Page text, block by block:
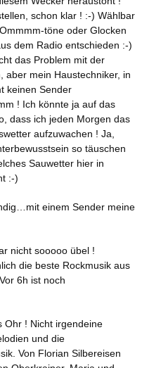
schon klar ! :-) Wählbar
töne oder Glocken
dem Radio entschieden :-)
das Problem mit der
aber mein Haustechniker, in
keinen Sender
! Ich könnte ja auf das
dass ich jeden Morgen das
aufzuwachen ! Ja,
so täuschen
Sauwetter hier in
:-)
einem Sender meine
nicht sooooo übel !
die beste Rockmusik aus
6h ist noch
Ohr ! Nicht irgendeine
und die
Von Florian Silbereisen